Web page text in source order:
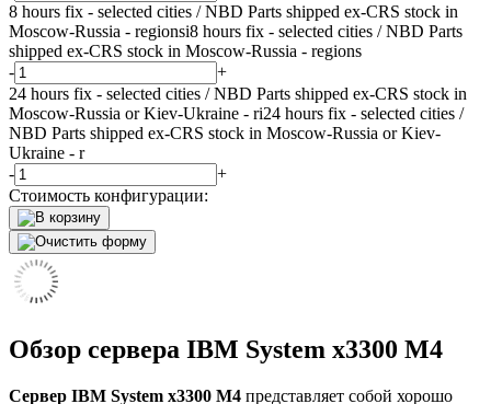
8 hours fix - selected cities / NBD Parts shipped ex-CRS stock in
Moscow-Russia - regionsi8 hours fix - selected cities / NBD Parts
shipped ex-CRS stock in Moscow-Russia - regions
-
+
24 hours fix - selected cities / NBD Parts shipped ex-CRS stock in
Moscow-Russia or Kiev-Ukraine - ri24 hours fix - selected cities /
NBD Parts shipped ex-CRS stock in Moscow-Russia or Kiev-
Ukraine - r
-
+
Стоимость конфигурации:
Обзор сервера IBM System x3300 M4
Сервер IBM System x3300 M4 представляет собой хорошо